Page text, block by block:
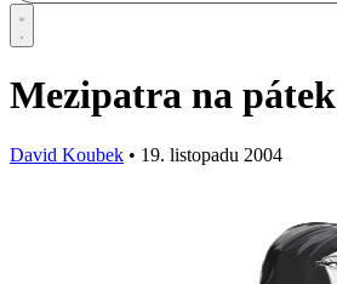
Mezipatra na pátek
David Koubek • 19. listopadu 2004